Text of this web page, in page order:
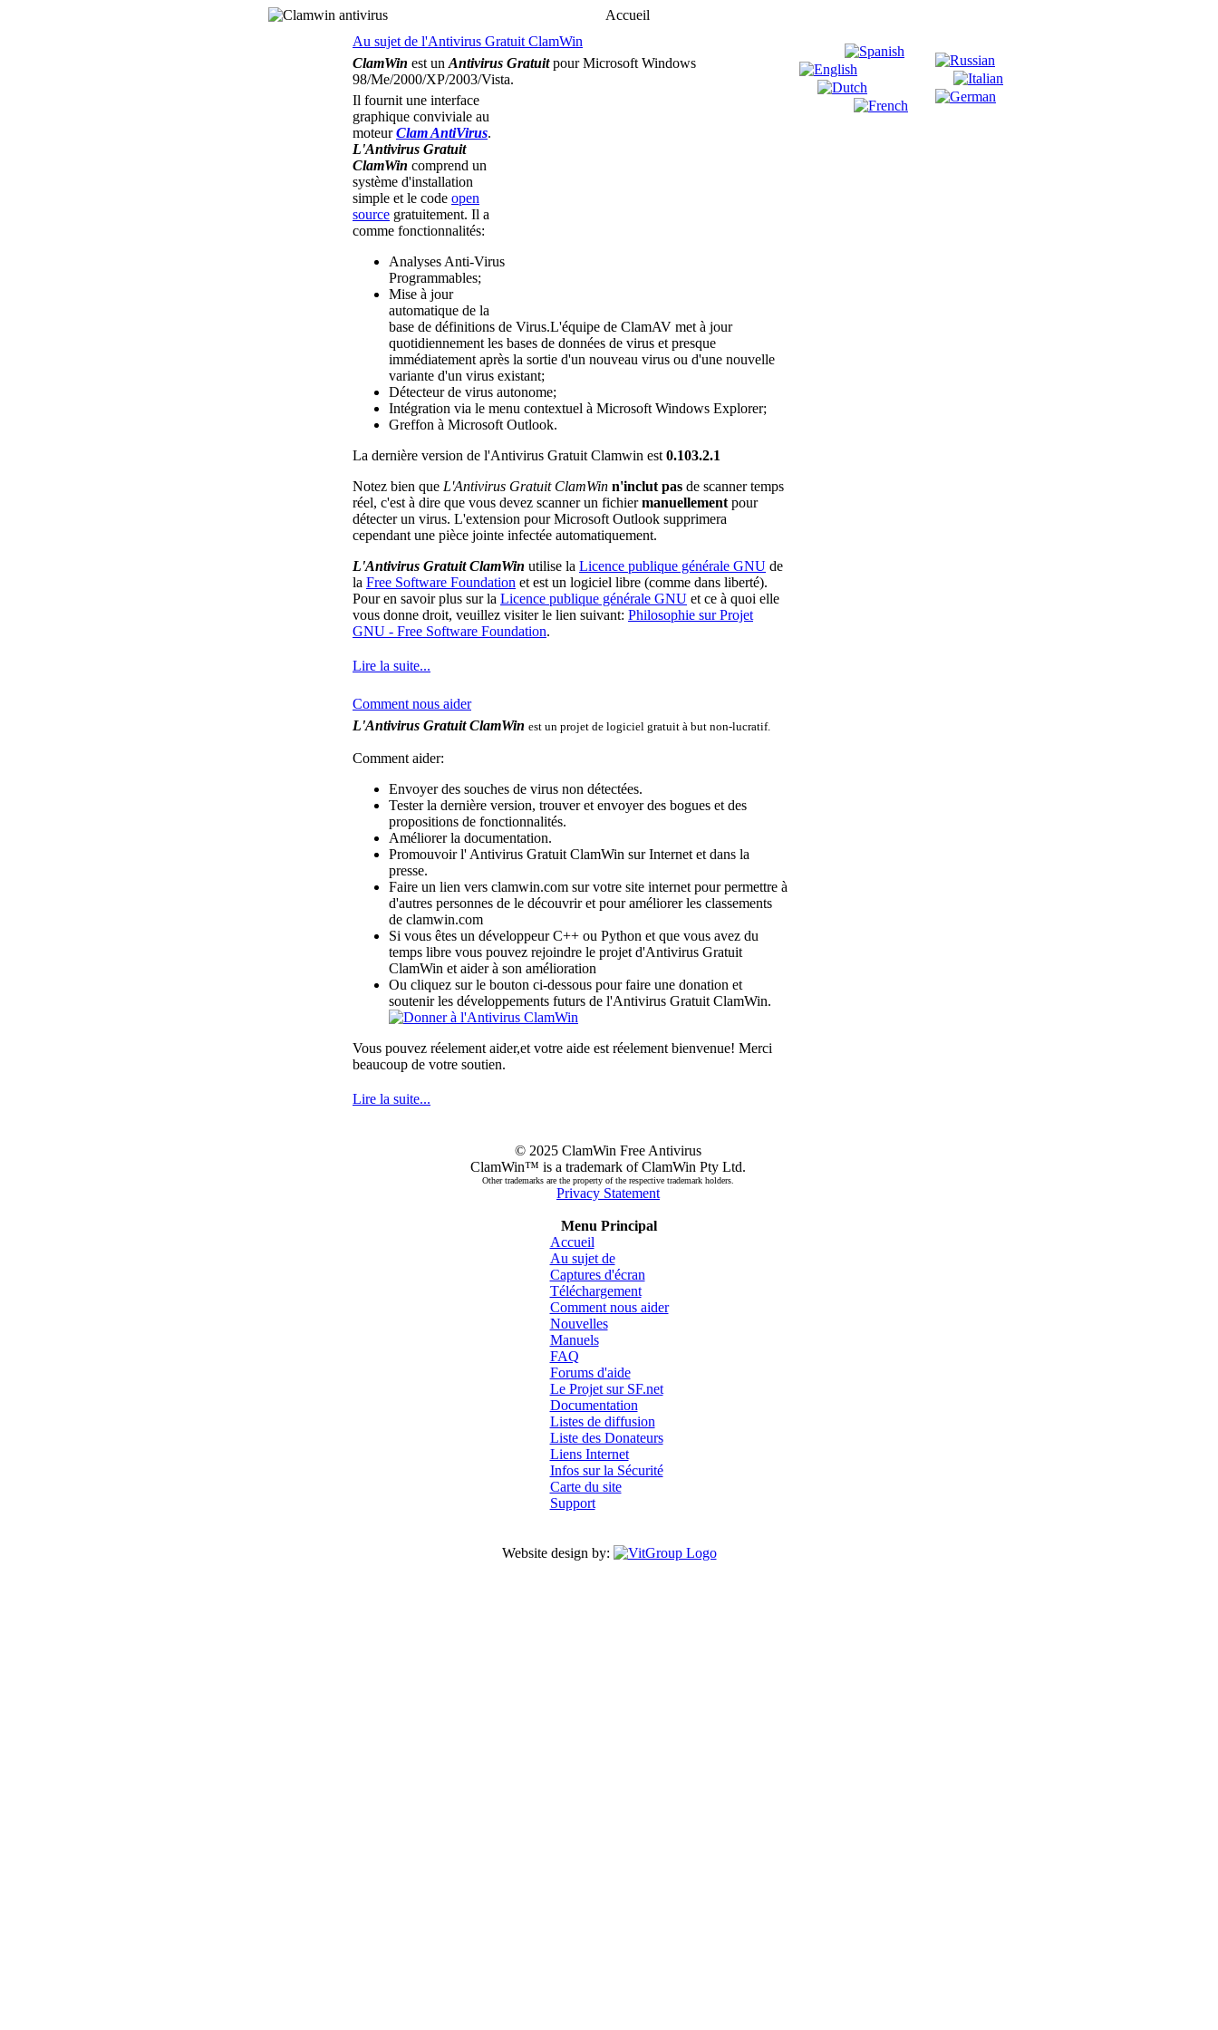
Accueil
Au sujet de l'Antivirus Gratuit ClamWin
ClamWin est un Antivirus Gratuitpour Microsoft Windows
98/Me/2000/XP/2003/Vista.
Il fournit une interface
graphique conviviale au
moteurClam AntiVirus.
L'Antivirus Gratuit
ClamWin comprend un
système d'installation
simple et le code open
source gratuitement. Il a
comme fonctionnalités:
Analyses Anti-Virus
Programmables;
Mise à jour
automatique de la
base de définitions de Virus.L'équipe de ClamAV met à jour
quotidiennement les bases de données de virus et presque
immédiatement après la sortie d'un nouveau virus ou d'une nouvelle
variante d'un virus existant;
Détecteur de virus autonome;
Intégration via le menu contextuel à Microsoft Windows Explorer;
Greffon à Microsoft Outlook.
La dernière version de l'Antivirus Gratuit Clamwin est 0.103.2.1
Notez bien que L'Antivirus Gratuit ClamWin n'inclut pas de scanner temps
réel, c'est à dire que vous devez scanner un fichiermanuellement pour
détecter un virus. L'extension pour Microsoft Outlook supprimera
cependant une pièce jointe infectée automatiquement.
L'Antivirus GratuitClamWin utilise la Licence publique générale GNU de
la Free Software Foundation et est un logiciel libre (comme dans liberté).
Pour en savoir plus sur la Licence publique générale GNU et ce à quoi elle
vous donne droit, veuillez visiter le lien suivant: Philosophie sur Projet
GNU - Free Software Foundation.
Lire la suite...
Comment nous aider
L'Antivirus Gratuit ClamWin est un projet de logiciel gratuit à but non-lucratif.
Comment aider:
Envoyer des souches de virus non détectées.
Tester la dernière version, trouver et envoyer des bogues et des
propositions de fonctionnalités.
Améliorer la documentation.
Promouvoir l' Antivirus Gratuit ClamWin sur Internet et dans la
presse.
Faire un lien vers clamwin.com sur votre site internet pour permettre à
d'autres personnes de le découvrir et pour améliorer les classements
de clamwin.com
Si vous êtes un développeur C++ ou Python et que vous avez du
temps libre vous pouvez rejoindre le projet d'Antivirus Gratuit
ClamWin et aider à son amélioration
Ou cliquez sur le bouton ci-dessous pour faire une donation et
soutenir les développements futurs de l'Antivirus Gratuit ClamWin.
Vous pouvez réelement aider,et votre aide est réelement bienvenue! Merci
beaucoup de votre soutien.
Lire la suite...
© 2025 ClamWin Free Antivirus
ClamWin™ is a trademark of ClamWin Pty Ltd.
Other trademarks are the property of the respective trademark holders.
Privacy Statement
Menu Principal
Accueil
Au sujet de
Captures d'écran
Téléchargement
Comment nous aider
Nouvelles
Manuels
FAQ
Forums d'aide
Le Projet sur SF.net
Documentation
Listes de diffusion
Liste des Donateurs
Liens Internet
Infos sur la Sécurité
Carte du site
Support
Website design by: